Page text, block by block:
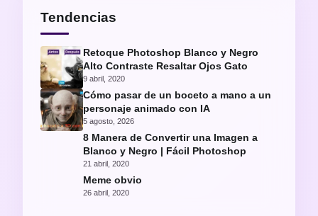
Tendencias
Retoque Photoshop Blanco y Negro
Alto Contraste Resaltar Ojos Gato
9 abril, 2020
Cómo pasar de un boceto a mano a un
personaje animado con IA
5 agosto, 2026
8 Manera de Convertir una Imagen a
Blanco y Negro | Fácil Photoshop
21 abril, 2020
Meme obvio
26 abril, 2020